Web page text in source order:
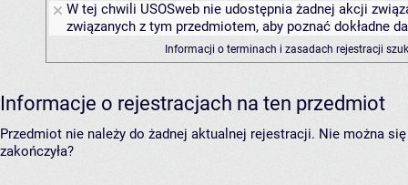
W tej chwili USOSweb nie udostępnia żadnej akcji
związanych z tym przedmiotem, aby poznać dokładne
Informacji o terminach i zasadach rejestracji
Informacje o rejestracjach na ten przedmiot
Przedmiot nie należy do żadnej aktualnej rejestracji. Nie można
zakończyła?